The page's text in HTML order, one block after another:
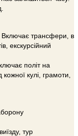
Включає трансфери, в
екскурсійний
політ на
кулі, грамоти,
тур